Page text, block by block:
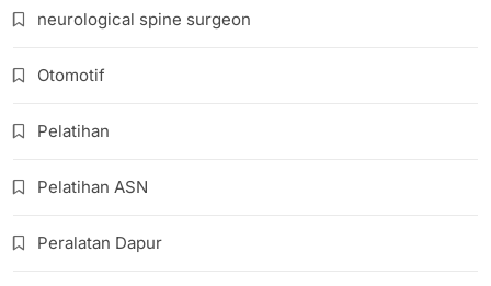
neurological spine surgeon
Otomotif
Pelatihan
Pelatihan ASN
Peralatan Dapur